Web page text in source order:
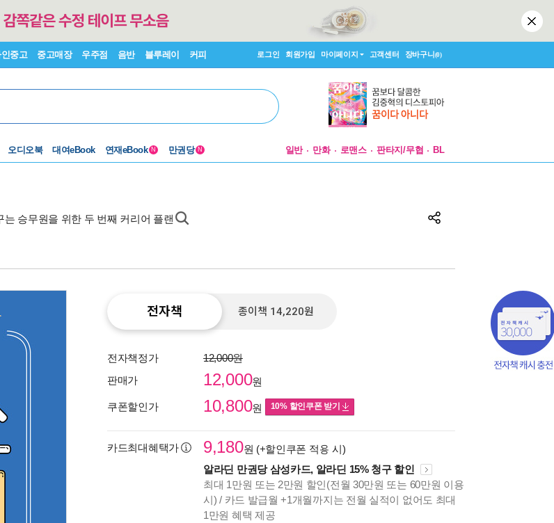
중고 중고매장 우주점 음반 블루레이 커피 로그인 회원가입 마이페이지 고객센터 장바구니(0)
오디오북 대여eBook 연재eBook N 만권당 N 일반 만화 로맨스 판타지/무협 BL
는 승무원을 위한 두 번째 커리어 플랜
전자책 종이책 14,220원
전자책정가
12,000원
판매가
12,000원
쿠폰할인가 10,800원 10% 할인쿠폰 받기
카드최대혜택가 9,180원 (+할인쿠폰 적용 시)
알라딘 만권당 삼성카드, 알라딘 15% 청구 할인
최대 1만원 또는 2만원 할인(전월 30만원 또는 60만원 이용
시) / 카드 발급월 +1개월까지는 전월 실적이 없어도 최대
1만원 혜택 제공